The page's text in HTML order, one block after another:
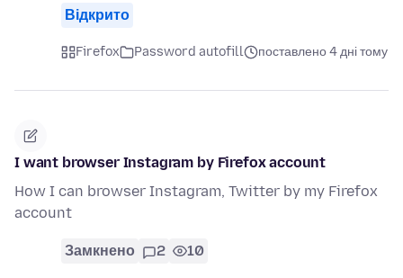
Відкрито
Firefox Password autofill поставлено 4 дні тому
I want browser Instagram by Firefox account
How I can browser Instagram, Twitter by my Firefox
account
Замкнено 2 10